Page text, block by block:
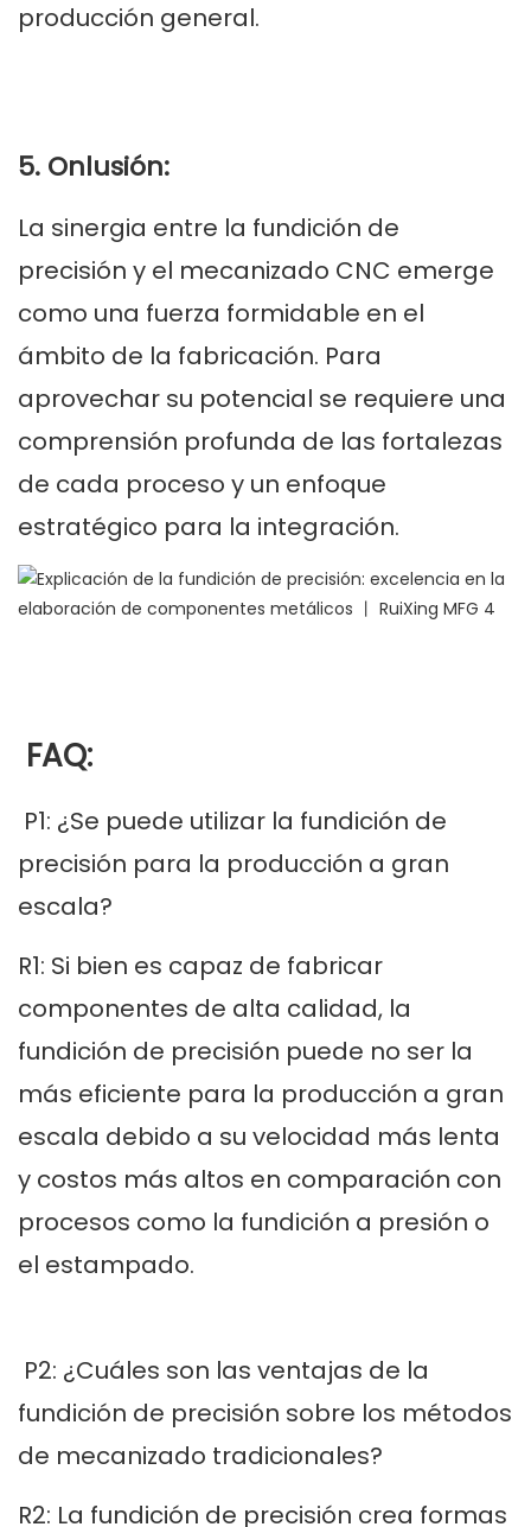
producción general.
5. Onlusión:
La sinergia entre la fundición de
precisión y el mecanizado CNC emerge
como una fuerza formidable en el
ámbito de la fabricación. Para
aprovechar su potencial se requiere una
comprensión profunda de las fortalezas
de cada proceso y un enfoque
estratégico para la integración.
FAQ:
P1: ¿Se puede utilizar la fundición de
precisión para la producción a gran
escala?
R1: Si bien es capaz de fabricar
componentes de alta calidad, la
fundición de precisión puede no ser la
más eficiente para la producción a gran
escala debido a su velocidad más lenta
y costos más altos en comparación con
procesos como la fundición a presión o
el estampado.
P2: ¿Cuáles son las ventajas de la
fundición de precisión sobre los métodos
de mecanizado tradicionales?
R2: La fundición de precisión crea formas